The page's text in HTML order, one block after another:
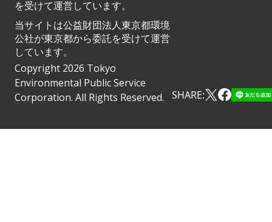
を受けて運営しています。
当サイトは公益財団法人東京都環境
公社が東京都から委託を受けて運営
しています。
Copyright 2026 Tokyo
Environmental Public Service
Corporation. All Rights Reserved.
SHARE: